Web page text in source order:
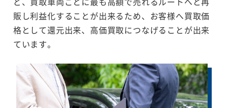
販し利益化することが出来るため、お客様へ買取価
格として還元出来、高価買取につなげることが出来
ています。